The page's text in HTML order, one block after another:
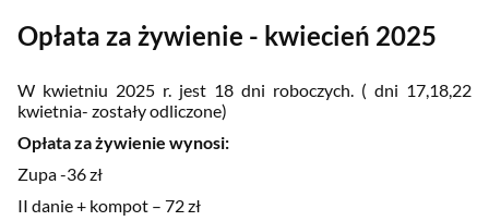
Opłata za żywienie - kwiecień 2025
W kwietniu 2025 r. jest 18 dni roboczych. ( dni 17,18,22
kwietnia- zostały odliczone)
Opłata za żywienie wynosi:
Zupa -36 zł
II danie + kompot – 72 zł